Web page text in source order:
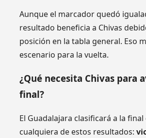
Aunque el marcador quedó
resultado beneficia a Chivas
posición en la tabla general. Eso
escenario para la vuelta.
¿Qué necesita Chivas para
final?
El Guadalajara clasificará a la final
cualquiera de estos resultados: